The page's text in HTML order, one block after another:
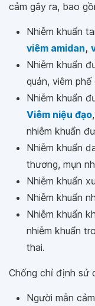
cảm gây ra, bao
Nhiễm khuẩn
viêm amidan,
Nhiễm khuẩn
quản, viêm
Nhiễm khuẩn
Viêm niệu đạo
nhiễm khuẩn
Nhiễm khuẩn
thương, mụn
Nhiễm khuẩn
Nhiễm khuẩn
Nhiễm khuẩn
nhiễm khuẩn
thai.
Chống chỉ định sử
Người mẫn